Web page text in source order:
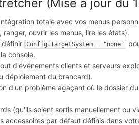
(Mise à jour du
Intégration totale avec vos menus
ouvrir les menus, lire les états).
définir Config.TargetSystem = "none"
console.
d'événements clients et serveurs
déploiement du brancard).
d'un problème agaçant où le dossier
(qu'ils soient sortis manuellement ou
accessoires par défaut définis dans